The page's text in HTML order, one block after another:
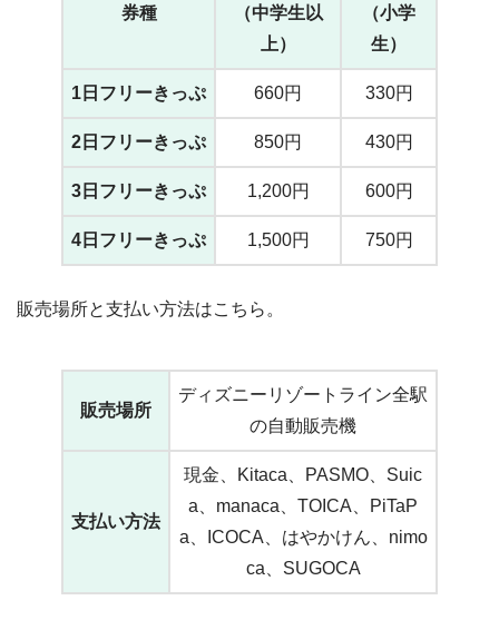
券種
（中学生以
上）
（小学
生）
1日フリーきっぷ 660円 330円
2日フリーきっぷ 850円 430円
3日フリーきっぷ 1,200円 600円
4日フリーきっぷ 1,500円 750円
販売場所と支払い方法はこちら。
販売場所
ディズニーリゾートライン全駅
の自動販売機
支払い方法
現金、Kitaca、PASMO、Suic
a、manaca、TOICA、PiTaP
a、ICOCA、はやかけん、nimo
ca、SUGOCA